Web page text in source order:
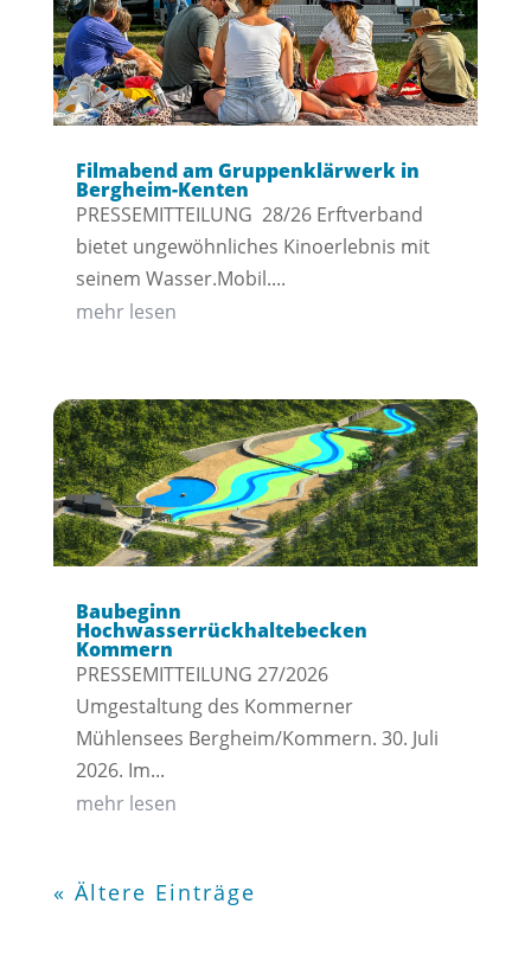
Filmabend am Gruppenklärwerk in
Bergheim-Kenten
PRESSEMITTEILUNG 28/26 Erftverband
bietet ungewöhnliches Kinoerlebnis mit
seinem Wasser.Mobil....
mehr lesen
Baubeginn
Hochwasserrückhaltebecken
Kommern
PRESSEMITTEILUNG 27/2026
Umgestaltung des Kommerner
Mühlensees Bergheim/Kommern. 30. Juli
2026. Im...
mehr lesen
« Ältere Einträge